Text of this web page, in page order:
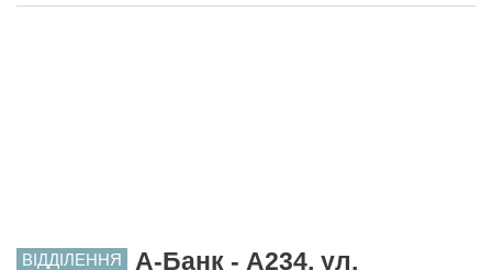
ВІДДІЛЕННЯ
А-Банк - A234, ул.